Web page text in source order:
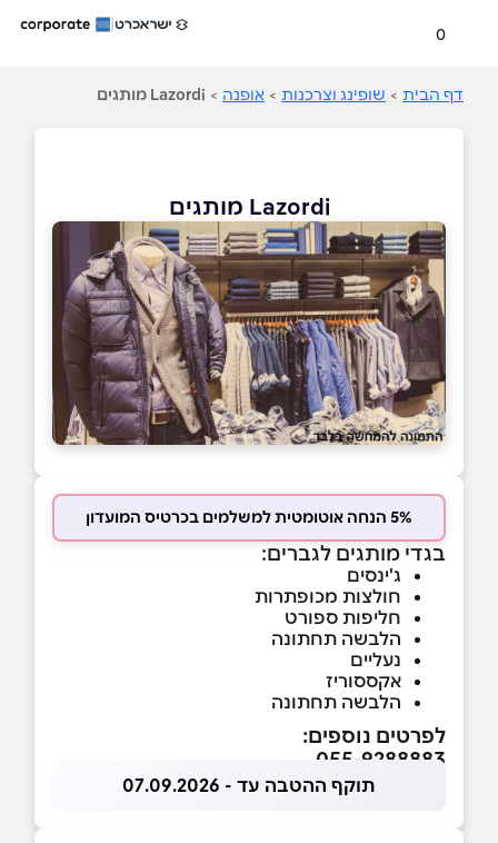
0
דף הבית > שופינג וצרכנות > אופנה > Lazordi מותגים
Lazordi מותגים
5% הנחה אוטומטית למשלמים בכרטיס המועדון
בגדי מותגים לגברים:
ג'ינסים
חולצות מכופתרות
חליפות ספורט
הלבשה תחתונה
נעליים
אקססוריז
הלבשה תחתונה
לפרטים נוספים:
055-9288883
תוקף ההטבה עד - 07.09.2026